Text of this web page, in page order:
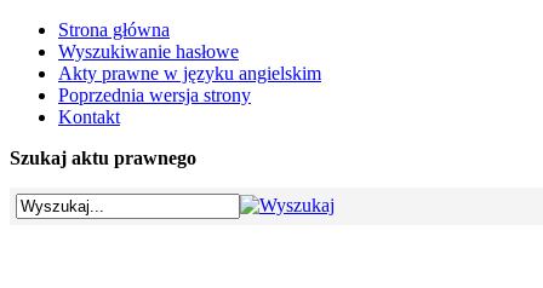
Strona główna
Wyszukiwanie hasłowe
Akty prawne w języku angielskim
Poprzednia wersja strony
Kontakt
Szukaj aktu prawnego